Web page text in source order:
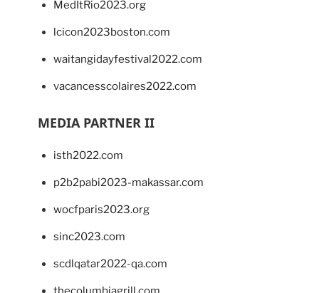
MedItRio2023.org
lcicon2023boston.com
waitangidayfestival2022.com
vacancesscolaires2022.com
MEDIA PARTNER II
isth2022.com
p2b2pabi2023-makassar.com
wocfparis2023.org
sinc2023.com
scdlqatar2022-qa.com